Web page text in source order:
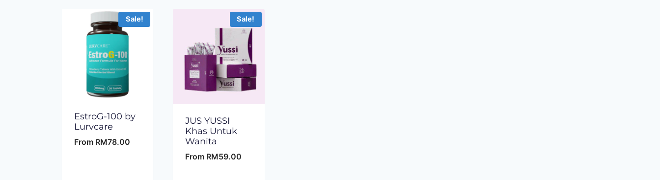
Sale!
EstroG-100 by
Lurvcare
From RM78.00
Sale!
JUS YUSSI
Khas Untuk
Wanita
From RM59.00